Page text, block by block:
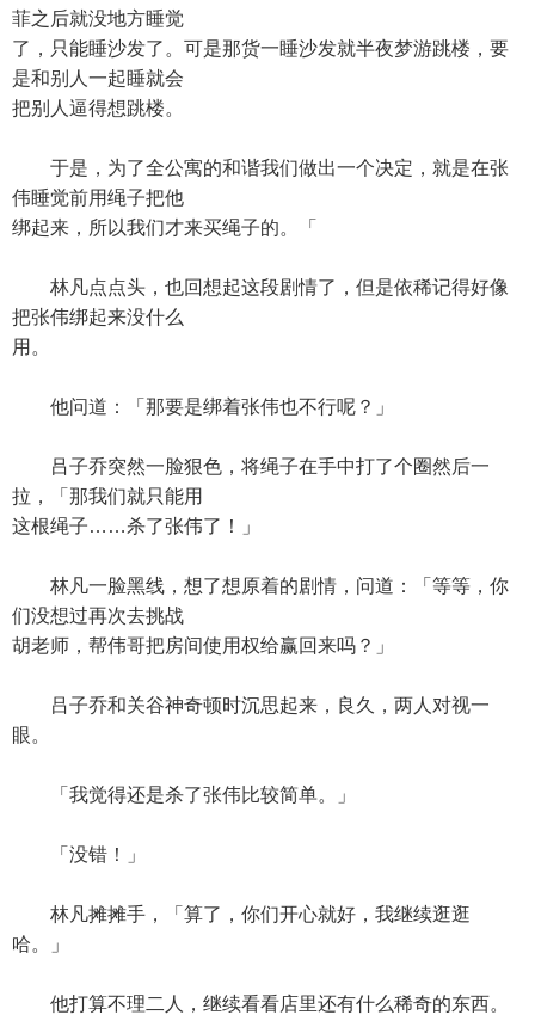
菲之后就没地方睡觉
了，只能睡沙发了。可是那货一睡沙发就半夜梦游跳楼，要
是和别人一起睡就会
把别人逼得想跳楼。
于是，为了全公寓的和谐我们做出一个决定，就是在张
伟睡觉前用绳子把他
绑起来，所以我们才来买绳子的。「
林凡点点头，也回想起这段剧情了，但是依稀记得好像
把张伟绑起来没什么
用。
他问道：「那要是绑着张伟也不行呢？」
吕子乔突然一脸狠色，将绳子在手中打了个圈然后一
拉，「那我们就只能用
这根绳子……杀了张伟了！」
林凡一脸黑线，想了想原着的剧情，问道：「等等，你
们没想过再次去挑战
胡老师，帮伟哥把房间使用权给赢回来吗？」
吕子乔和关谷神奇顿时沉思起来，良久，两人对视一
眼。
「我觉得还是杀了张伟比较简单。」
「没错！」
林凡摊摊手，「算了，你们开心就好，我继续逛逛
哈。」
他打算不理二人，继续看看店里还有什么稀奇的东西。